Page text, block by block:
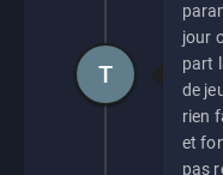
jour
part
de
rien
et
pas
T